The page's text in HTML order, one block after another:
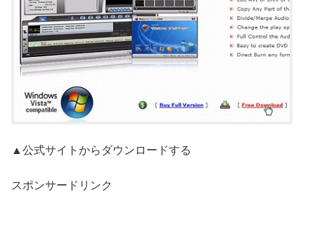
▲公式サイトからダウンロードする
スポンサードリンク